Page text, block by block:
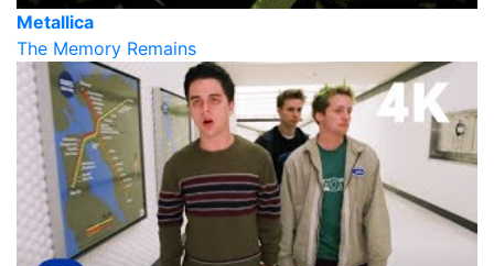
Metallica
The Memory Remains